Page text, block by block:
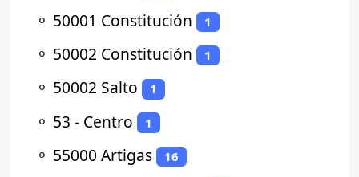
⚬ 50001 Constitución 1
⚬ 50002 Constitución 1
⚬ 50002 Salto 1
⚬ 53 - Centro 1
⚬ 55000 Artigas 16